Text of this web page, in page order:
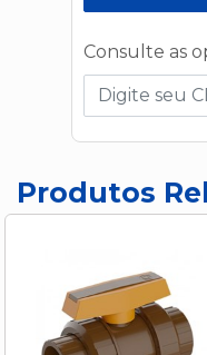
Consulte as
Produtos